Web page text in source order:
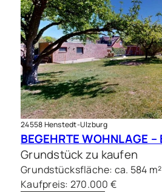
24558 Henstedt-Ulzburg
Grundstück zu kaufen
Grundstücksfläche: ca. 584 m²
Kaufpreis: 270.000 €